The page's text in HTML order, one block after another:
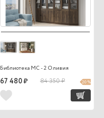
Библиотека МС - 2 Оливия
67 480 ₽ 84 350 ₽ 20 %